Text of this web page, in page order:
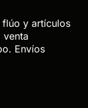
y artículos
venta
Envíos